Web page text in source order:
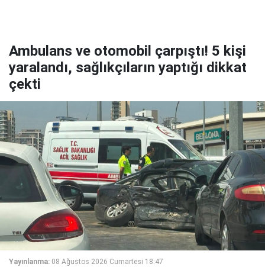
Ambulans ve otomobil çarpıştı! 5 kişi
yaralandı, sağlıkçıların yaptığı dikkat
çekti
Yayınlanma: 08 Ağustos 2026 Cumartesi 18:47